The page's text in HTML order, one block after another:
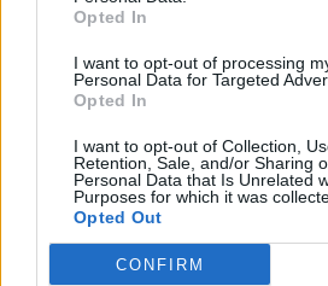
Opted In
I want to opt-out of processing
Personal Data for Targeted
Opted In
I want to opt-out of Collection,
Retention, Sale, and/or Sharing
Personal Data that Is Unrelated
Purposes for which it was
Opted Out
CONFIRM
σπείρας. Οι Αρχές προχώρησαν
ψηφιακών στοιχείων,
πειστηρίων.
Τι να προσέχουν οι